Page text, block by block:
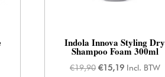
Indola Innova Styling Dry
Shampoo Foam 300ml
€19,90 Oorspronkelijke
€15,19Huidige
Incl. BTW